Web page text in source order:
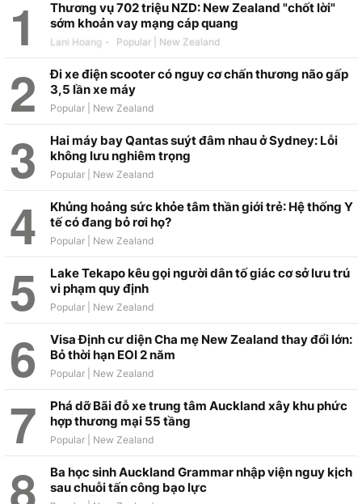
Thương vụ 702 triệu NZD: New Zealand "chốt lời"
sớm khoản vay mạng cáp quang
Lani Hoang -
Đi xe điện scooter có nguy cơ chấn thương não gấp
3,5 lần xe máy
Hai máy bay Qantas suýt đâm nhau ở Sydney: Lỗi
không lưu nghiêm trọng
Khủng hoảng sức khỏe tâm thần giới trẻ: Hệ thống Y
tế có đang bỏ rơi họ?
Lake Tekapo kêu gọi người dân tố giác cơ sở lưu trú
vi phạm quy định
Visa Định cư diện Cha mẹ New Zealand thay đổi lớn:
Bỏ thời hạn EOI 2 năm
Phá dỡ Bãi đỗ xe trung tâm Auckland xây khu phức
hợp thương mại 55 tầng
Ba học sinh Auckland Grammar nhập viện nguy kịch
sau chuỗi tấn công bạo lực